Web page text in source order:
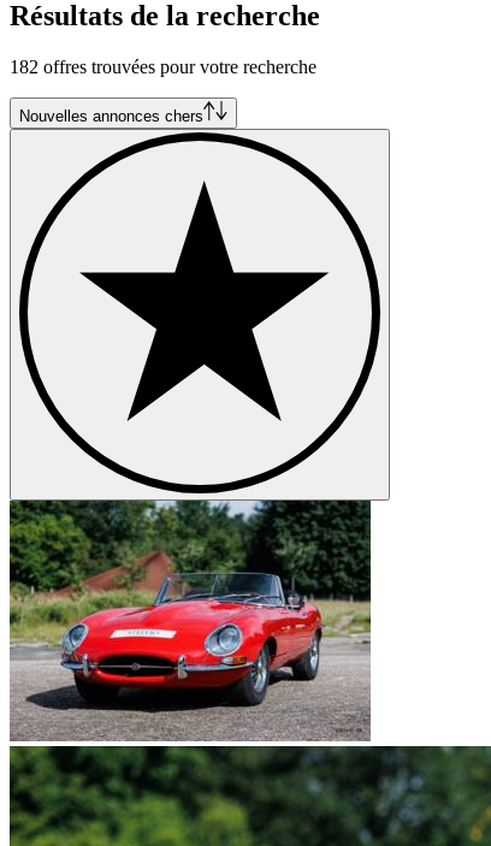
Résultats de la recherche
182 offres trouvées pour votre recherche
Nouvelles annonces chers